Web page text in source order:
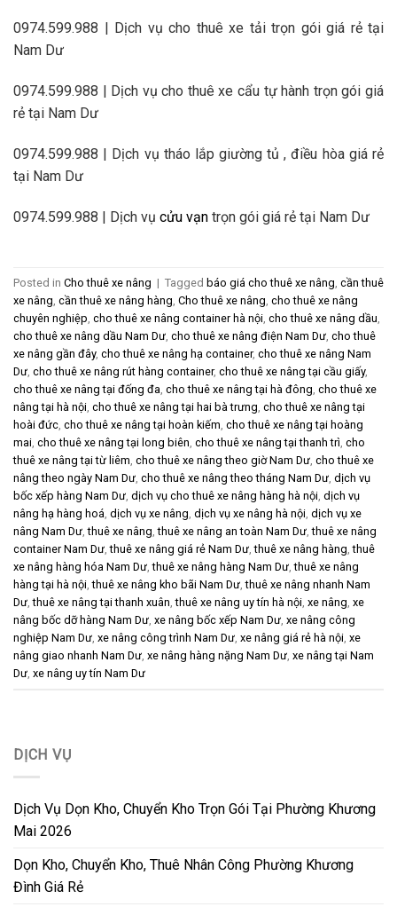
0974.599.988 | Dịch vụ cho thuê xe tải trọn gói giá rẻ tại
Nam Dư
0974.599.988 | Dịch vụ cho thuê xe cẩu tự hành trọn gói giá
rẻ tại Nam Dư
0974.599.988 | Dịch vụ tháo lắp giường tủ , điều hòa giá rẻ
tại Nam Dư
0974.599.988 | Dịch vụ cửu vạn trọn gói giá rẻ tại Nam Dư
Posted in Cho thuê xe nâng | Tagged báo giá cho thuê xe nâng cần thuê
xe nâng cần thuê xe nâng hàng Cho thuê xe nâng cho thuê xe nâng
chuyên nghiệp cho thuê xe nâng container hà nội cho thuê xe nâng dầu
cho thuê xe nâng dầu Nam Dư cho thuê xe nâng điện Nam Dư cho thuê
xe nâng gần đây, cho thuê xe nâng hạ container, cho thuê xe nâng Nam
Dư cho thuê xe nâng rút hàng container, cho thuê xe nâng tại cầu giấy,
cho thuê xe nâng tại đống đa cho thuê xe nâng tại hà đông cho thuê xe
nâng tại hà nội cho thuê xe nâng tại hai bà trưng cho thuê xe nâng tại
hoài đức cho thuê xe nâng tại hoàn kiếm cho thuê xe nâng tại hoàng
mai cho thuê xe nâng tại long biên cho thuê xe nâng tại thanh trì cho
thuê xe nâng tại từ liêm cho thuê xe nâng theo giờ Nam Dư cho thuê xe
nâng theo ngày Nam Dư cho thuê xe nâng theo tháng Nam Dư dịch vụ
bốc xếp hàng Nam Dư dịch vụ cho thuê xe nâng hàng hà nội dịch vụ
nâng hạ hàng hoá dịch vụ xe nâng dịch vụ xe nâng hà nội dịch vụ xe
nâng Nam Dư ,thuê xe nâng ,thuê xe nâng an toàn Nam Dư ,thuê xe nâng
container Nam Dư ,thuê xe nâng giá rẻ Nam Dư ,thuê xe nâng hàng ,thuê
xe nâng hàng hóa Nam Dư ,thuê xe nâng hàng Nam Dư ,thuê xe nâng
hàng tại hà nội ,thuê xe nâng kho bãi Nam Dư ,thuê xe nâng nhanh Nam
Dư ,thuê xe nâng tại thanh xuân ,thuê xe nâng uy tín hà nội xe nâng xe
nâng bốc dỡ hàng Nam Dư xe nâng bốc xếp Nam Dư xe nâng công
nghiệp Nam Dư xe nâng công trình Nam Dư xe nâng giá rẻ hà nội xe
nâng giao nhanh Nam Dư xe nâng hàng nặng Nam Dư xe nâng tại Nam
Dư xe nâng uy tín Nam Dư
DỊCH VỤ
Dịch Vụ Dọn Kho, Chuyển Kho Trọn Gói Tại Phường Khương
Mai 2026
Dọn Kho, Chuyển Kho, Thuê Nhân Công Phường Khương
Đình Giá Rẻ